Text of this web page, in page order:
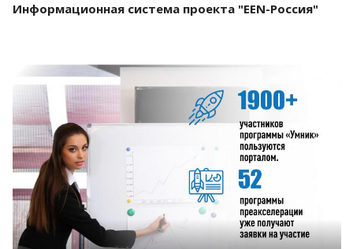
Информационная система проекта "EEN-Россия"
Смотреть проект